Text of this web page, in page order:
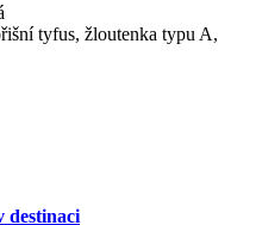
tyfus, žloutenka typu A,
destinaci